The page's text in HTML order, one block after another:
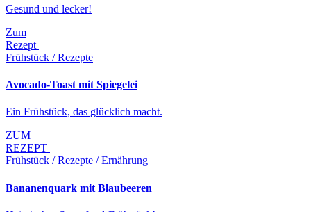
Gesund und lecker!
Zum
Rezept
Frühstück / Rezepte
Avocado-Toast mit Spiegelei
Ein Frühstück, das glücklich macht.
ZUM
REZEPT
Frühstück / Rezepte / Ernährung
Bananenquark mit Blaubeeren